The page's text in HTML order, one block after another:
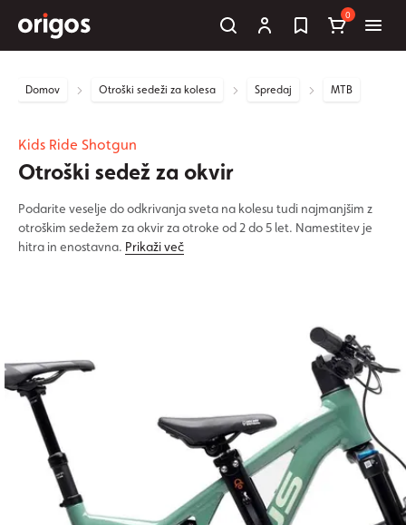
0
Domov Otroški sedeži za kolesa Spredaj MTB
Kids Ride Shotgun
Otroški sedež za okvir
Podarite veselje do odkrivanja sveta na kolesu tudi najmanjšim z
otroškim sedežem za okvir za otroke od 2 do 5 let. Namestitev je
hitra in enostavna. Prikaži več